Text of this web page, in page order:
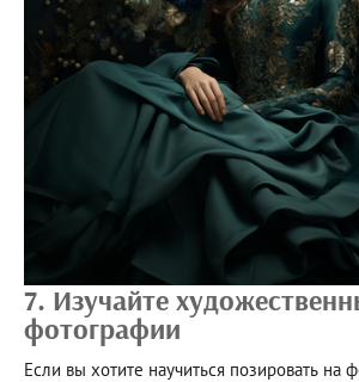
7. Изучайте
фотографии
Если вы хотите научиться позировать на